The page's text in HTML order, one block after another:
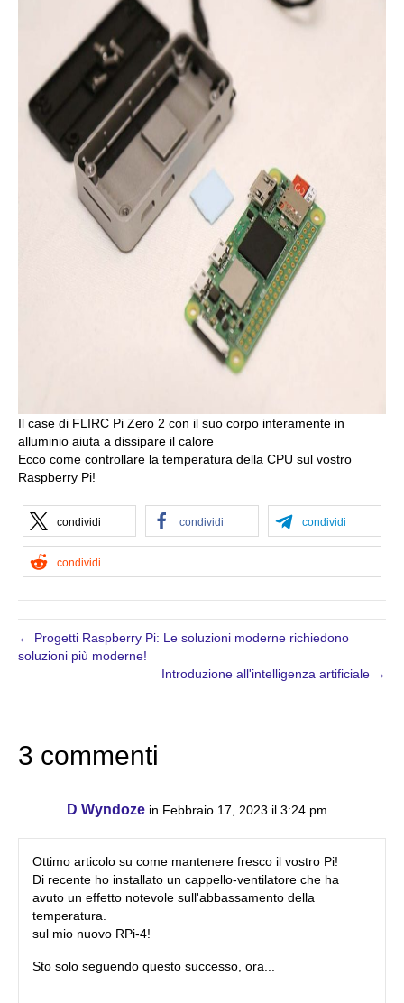
Il case di FLIRC Pi Zero 2 con il suo corpo interamente in
alluminio aiuta a dissipare il calore
Ecco come controllare la temperatura della CPU sul vostro
Raspberry Pi!
condividi condividi condividi
condividi
← Progetti Raspberry Pi: Le soluzioni moderne richiedono
soluzioni più moderne!
Introduzione all'intelligenza artificiale →
3 commenti
D Wyndoze in Febbraio 17, 2023 il 3:24 pm
Ottimo articolo su come mantenere fresco il vostro Pi!
Di recente ho installato un cappello-ventilatore che ha
avuto un effetto notevole sull'abbassamento della
temperatura.
sul mio nuovo RPi-4!
Sto solo seguendo questo successo, ora...